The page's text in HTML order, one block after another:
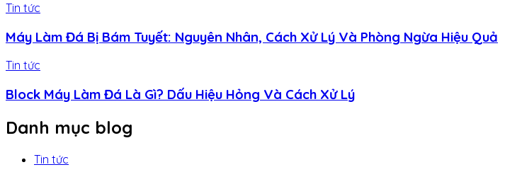
Tin tức
Máy Làm Đá Bị Bám Tuyết: Nguyên Nhân, Cách Xử Lý Và Phòng Ngừa Hiệu Quả
Tin tức
Block Máy Làm Đá Là Gì? Dấu Hiệu Hỏng Và Cách Xử Lý
Danh mục blog
Tin tức